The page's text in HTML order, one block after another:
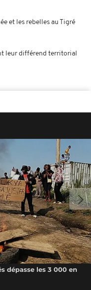
et les rebelles au Tigré
leur différend territorial
dépasse les 3 000 en